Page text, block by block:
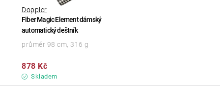
Fiber Magic Element dámský
automatický deštník
Doppler
Skladem
878 Kč
průměr 98 cm, 316 g